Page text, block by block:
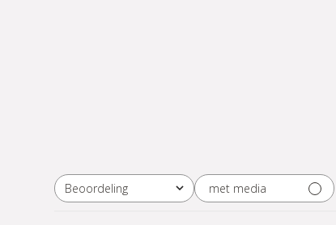
Beoordeling
Alle beoordelingen met media